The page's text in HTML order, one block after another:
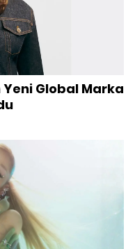
Global Marka